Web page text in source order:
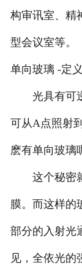
构审讯室、精
型会议室等。
单向玻璃 -定
光具有可逆
可从A点照射
麽有单向玻璃
这个秘密就
膜。而这样的
部分的入射光
见，全依光的